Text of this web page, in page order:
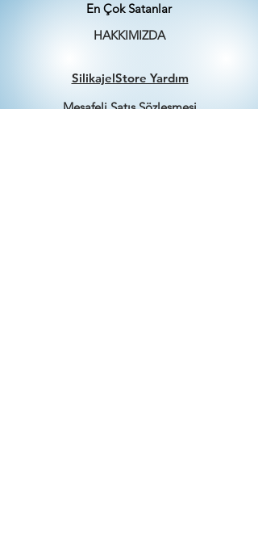
En Çok Satanlar
HAKKIMIZDA
SilikajelStore Yardım
Mesafeli Satış Sözleşmesi